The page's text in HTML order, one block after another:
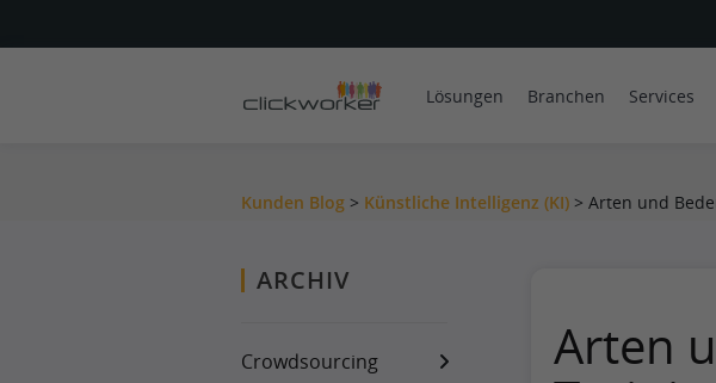
Lösungen Branchen Services
Kunden Blog > Künstliche Intelligenz (KI) > Arten und
ARCHIV
Crowdsourcing
Arten